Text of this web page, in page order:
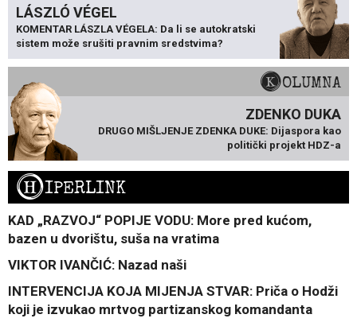
LÁSZLÓ VÉGEL
KOMENTAR LÁSZLA VÉGELA: Da li se autokratski
sistem može srušiti pravnim sredstvima?
KOLUMNA
ZDENKO DUKA
DRUGO MIŠLJENJE ZDENKA DUKE: Dijaspora kao
politički projekt HDZ-a
HIPERLINK
KAD „RAZVOJ“ POPIJE VODU: More pred kućom,
bazen u dvorištu, suša na vratima
VIKTOR IVANČIĆ: Nazad naši
INTERVENCIJA KOJA MIJENJA STVAR: Priča o Hodži
koji je izvukao mrtvog partizanskog komandanta